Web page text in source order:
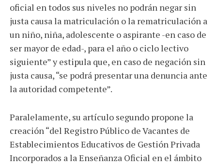
oficial en todos sus niveles no podrán negar sin
justa causa la matriculación o la rematriculación a
un niño, niña, adolescente o aspirante -en caso de
ser mayor de edad-, para el año o ciclo lectivo
siguiente” y estipula que, en caso de negación sin
justa causa, “se podrá presentar una denuncia ante
la autoridad competente”.
Paralelamente, su artículo segundo propone la
creación “del Registro Público de Vacantes de
Establecimientos Educativos de Gestión Privada
Incorporados a la Enseñanza Oficial en el ámbito